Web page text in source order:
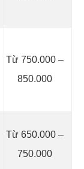
Từ 750.000 –
850.000
Từ 650.000 –
750.000